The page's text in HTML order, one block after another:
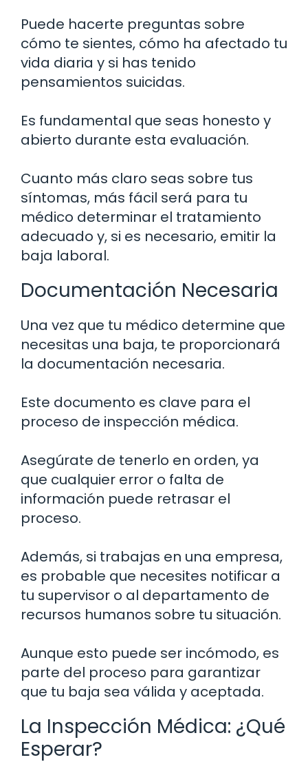
Puede hacerte preguntas sobre
cómo te sientes, cómo ha afectado tu
vida diaria y si has tenido
pensamientos suicidas.
Es fundamental que seas honesto y
abierto durante esta evaluación.
Cuanto más claro seas sobre tus
síntomas, más fácil será para tu
médico determinar el tratamiento
adecuado y, si es necesario, emitir la
baja laboral.
Documentación Necesaria
Una vez que tu médico determine que
necesitas una baja, te proporcionará
la documentación necesaria.
Este documento es clave para el
proceso de inspección médica.
Asegúrate de tenerlo en orden, ya
que cualquier error o falta de
información puede retrasar el
proceso.
Además, si trabajas en una empresa,
es probable que necesites notificar a
tu supervisor o al departamento de
recursos humanos sobre tu situación.
Aunque esto puede ser incómodo, es
parte del proceso para garantizar
que tu baja sea válida y aceptada.
La Inspección Médica: ¿Qué
Esperar?